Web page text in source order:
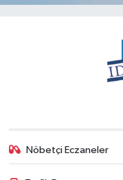
Nöbetçi Eczaneler